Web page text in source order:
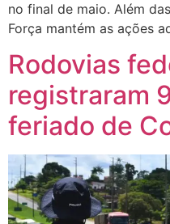
no final de maio. Além
Força mantém as ações
Rodovias
registraram
feriado de